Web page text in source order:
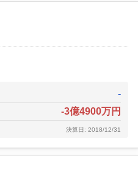
-
-3億4900万円
決算日: 2018/12/31